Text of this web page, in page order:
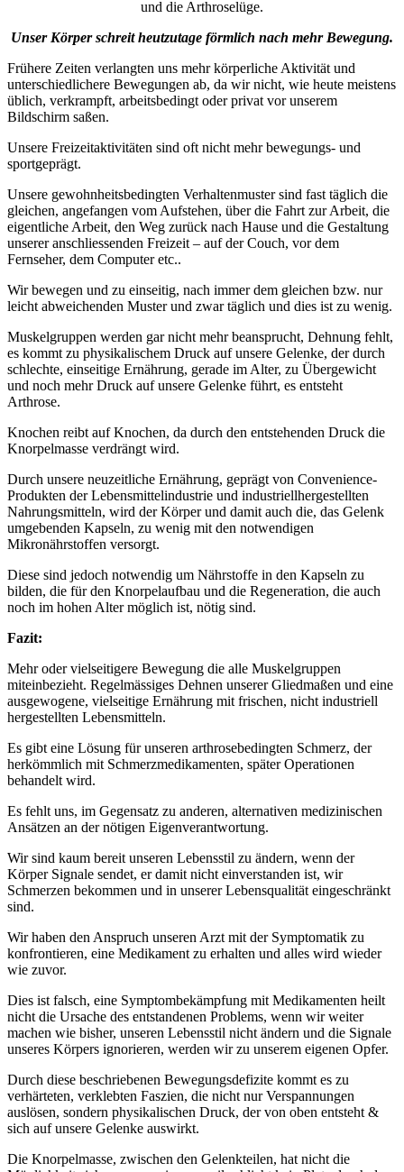
und die Arthroselüge.
Unser Körper schreit heutzutage förmlich nach mehr Bewegung.
Frühere Zeiten verlangten uns mehr körperliche Aktivität und
unterschiedlichere Bewegungen ab, da wir nicht, wie heute meistens
üblich, verkrampft, arbeitsbedingt oder privat vor unserem
Bildschirm saßen.
Unsere Freizeitaktivitäten sind oft nicht mehr bewegungs- und
sportgeprägt.
Unsere gewohnheitsbedingten Verhaltenmuster sind fast täglich die
gleichen, angefangen vom Aufstehen, über die Fahrt zur Arbeit, die
eigentliche Arbeit, den Weg zurück nach Hause und die Gestaltung
unserer anschliessenden Freizeit – auf der Couch, vor dem
Fernseher, dem Computer etc..
Wir bewegen und zu einseitig, nach immer dem gleichen bzw. nur
leicht abweichenden Muster und zwar täglich und dies ist zu wenig.
Muskelgruppen werden gar nicht mehr beansprucht, Dehnung fehlt,
es kommt zu physikalischem Druck auf unsere Gelenke, der durch
schlechte, einseitige Ernährung, gerade im Alter, zu Übergewicht
und noch mehr Druck auf unsere Gelenke führt, es entsteht
Arthrose.
Knochen reibt auf Knochen, da durch den entstehenden Druck die
Knorpelmasse verdrängt wird.
Durch unsere neuzeitliche Ernährung, geprägt von Convenience-
Produkten der Lebensmittelindustrie und industriellhergestellten
Nahrungsmitteln, wird der Körper und damit auch die, das Gelenk
umgebenden Kapseln, zu wenig mit den notwendigen
Mikronährstoffen versorgt.
Diese sind jedoch notwendig um Nährstoffe in den Kapseln zu
bilden, die für den Knorpelaufbau und die Regeneration, die auch
noch im hohen Alter möglich ist, nötig sind.
Fazit:
Mehr oder vielseitigere Bewegung die alle Muskelgruppen
miteinbezieht. Regelmässiges Dehnen unserer Gliedmaßen und eine
ausgewogene, vielseitige Ernährung mit frischen, nicht industriell
hergestellten Lebensmitteln.
Es gibt eine Lösung für unseren arthrosebedingten Schmerz, der
herkömmlich mit Schmerzmedikamenten, später Operationen
behandelt wird.
Es fehlt uns, im Gegensatz zu anderen, alternativen medizinischen
Ansätzen an der nötigen Eigenverantwortung.
Wir sind kaum bereit unseren Lebensstil zu ändern, wenn der
Körper Signale sendet, er damit nicht einverstanden ist, wir
Schmerzen bekommen und in unserer Lebensqualität eingeschränkt
sind.
Wir haben den Anspruch unseren Arzt mit der Symptomatik zu
konfrontieren, eine Medikament zu erhalten und alles wird wieder
wie zuvor.
Dies ist falsch, eine Symptombekämpfung mit Medikamenten heilt
nicht die Ursache des entstandenen Problems, wenn wir weiter
machen wie bisher, unseren Lebensstil nicht ändern und die Signale
unseres Körpers ignorieren, werden wir zu unserem eigenen Opfer.
Durch diese beschriebenen Bewegungsdefizite kommt es zu
verhärteten, verklebten Faszien, die nicht nur Verspannungen
auslösen, sondern physikalischen Druck, der von oben entsteht &
sich auf unsere Gelenke auswirkt.
Die Knorpelmasse, zwischen den Gelenkteilen, hat nicht die